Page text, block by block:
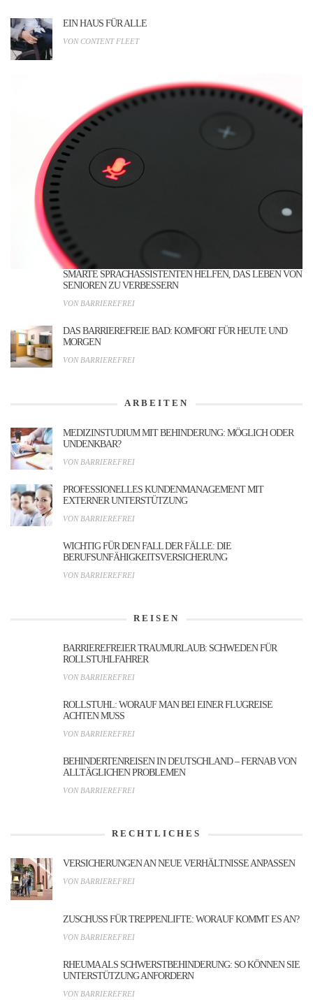
EIN HAUS FÜR ALLE
VON CONTENT FLEET
SMARTE SPRACHASSISTENTEN HELFEN, DAS LEBEN VON
SENIOREN ZU VERBESSERN
VON BARRIEREFREI
DAS BARRIEREFREIE BAD: KOMFORT FÜR HEUTE UND
MORGEN
VON BARRIEREFREI
ARBEITEN
MEDIZINSTUDIUM MIT BEHINDERUNG: MÖGLICH ODER
UNDENKBAR?
VON BARRIEREFREI
PROFESSIONELLES KUNDENMANAGEMENT MIT
EXTERNER UNTERSTÜTZUNG
VON BARRIEREFREI
WICHTIG FÜR DEN FALL DER FÄLLE: DIE
BERUFSUNFÄHIGKEITSVERSICHERUNG
VON BARRIEREFREI
REISEN
BARRIEREFREIER TRAUMURLAUB: SCHWEDEN FÜR
ROLLSTUHLFAHRER
VON BARRIEREFREI
ROLLSTUHL: WORAUF MAN BEI EINER FLUGREISE
ACHTEN MUSS
VON BARRIEREFREI
BEHINDERTENREISEN IN DEUTSCHLAND – FERNAB VON
ALLTÄGLICHEN PROBLEMEN
VON BARRIEREFREI
RECHTLICHES
VERSICHERUNGEN AN NEUE VERHÄLTNISSE ANPASSEN
VON BARRIEREFREI
ZUSCHUSS FÜR TREPPENLIFTE: WORAUF KOMMT ES AN?
VON BARRIEREFREI
RHEUMA ALS SCHWERSTBEHINDERUNG: SO KÖNNEN SIE
UNTERSTÜTZUNG ANFORDERN
VON BARRIEREFREI